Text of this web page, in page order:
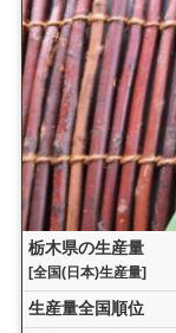
栃木県の生産量
[全国(日本)生産量]
生産量全国順位